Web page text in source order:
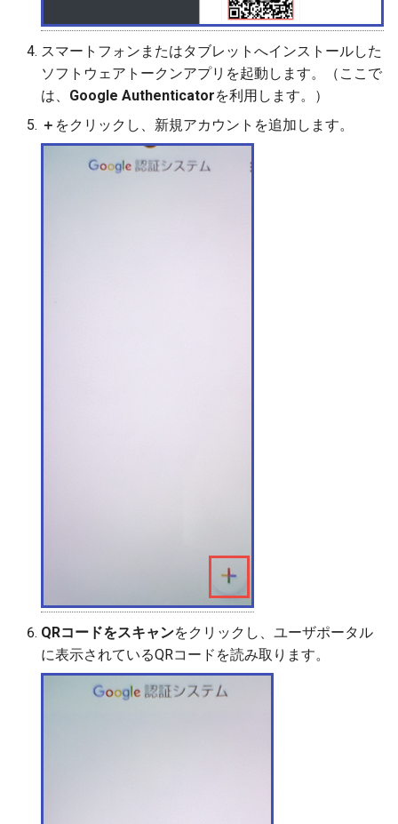
スマートフォンまたはタブレットへインストールした
ソフトウェアトークンアプリを起動します。（ここで
は、 Google Authenticatorを利用します。）
＋ をクリックし、新規アカウントを追加します。
QRコードをスキャンをクリックし、ユーザポータル
に表示されているQRコードを読み取ります。